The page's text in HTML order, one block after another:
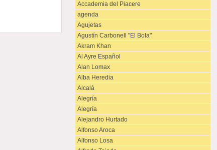
Accademia del Piacere
agenda
Agujetas
Agustín Carbonell "El Bola"
Akram Khan
Al Ayre Español
Alan Lomax
Alba Heredia
Alcalá
Alegría
Alegría
Alejandro Hurtado
Alfonso Aroca
Alfonso Losa